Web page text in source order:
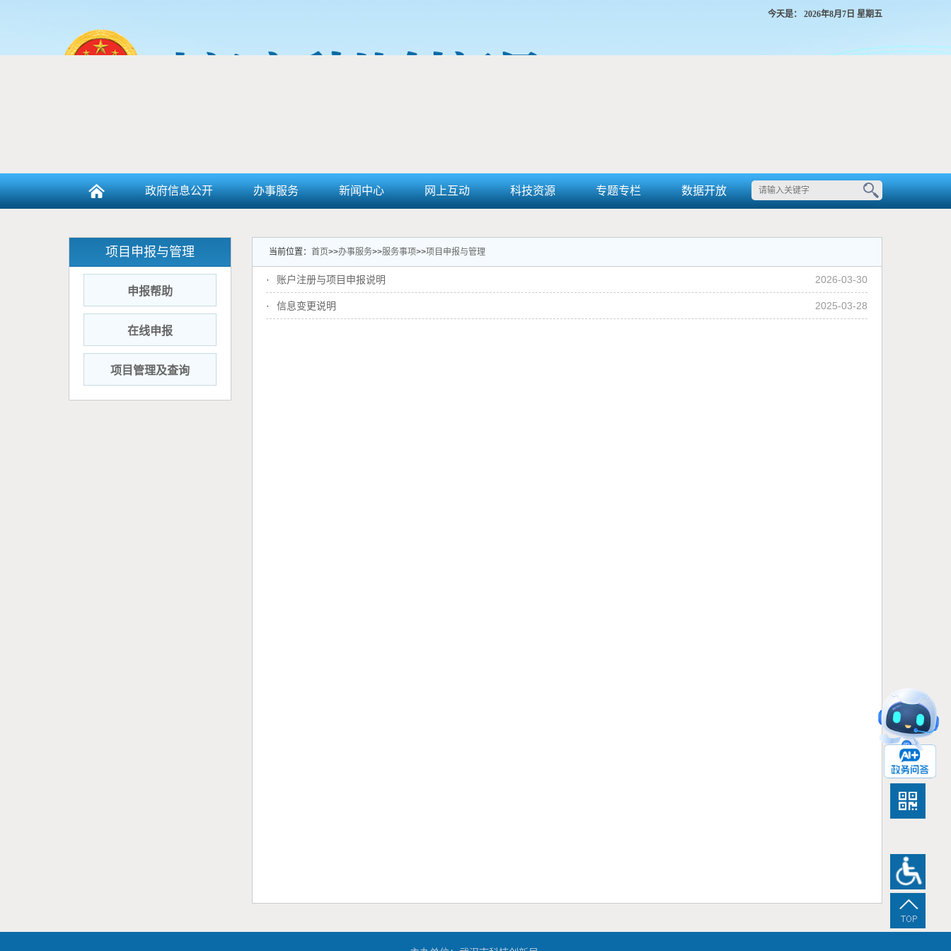
今天是： 2026年8月7日 星期五
政府信息公开 办事服务 新闻中心 网上互动 科技资源 专题专栏 数据开放
项目申报与管理
申报帮助
在线申报
项目管理及查询
当前位置： 首页>>办事服务>>服务事项>>项目申报与管理
2026-03-30
· 账户注册与项目申报说明
2025-03-28
· 信息变更说明